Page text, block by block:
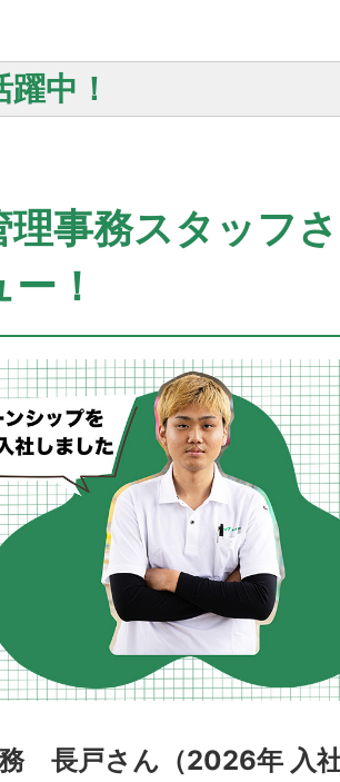
中！
理事務スタッフ
！
長戸さん（2026年 入